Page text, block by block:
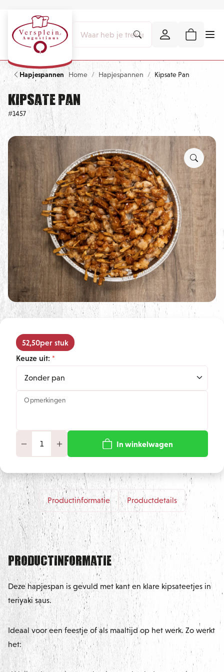
Hapjespannen Home Hapjespannen Kipsate Pan
Kipsate Pan
#1457
52,50per stuk
Keuze uit:
Opmerkingen
In winkelwagen
Productinformatie Productdetails
Productinformatie
Deze hapjespan is gevuld met kant en klare kipsateetjes in
teriyaki saus.
Ideaal voor een feestje of als maaltijd op het werk. Zo werkt
het: